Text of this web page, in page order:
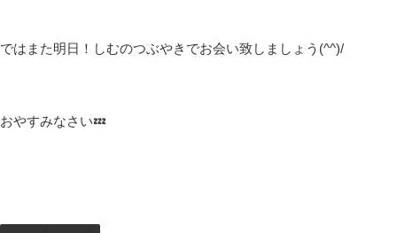
ではまた明日！しむのつぶやきでお会い致しましょう(^^)/
おやすみなさい💤